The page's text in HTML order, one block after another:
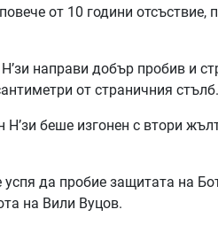
от 10 години отсъствие,
направи добър пробив и
от страничния стълб.
беше изгонен с втори
да пробие защитата на
на Вили Вуцов.